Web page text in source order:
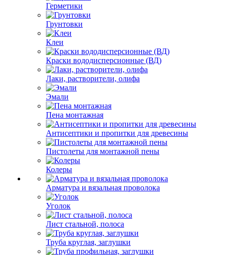
Герметики
Грунтовки
Клеи
Краски вододисперсионные (ВД)
Лаки, растворители, олифа
Эмали
Пена монтажная
Антисептики и пропитки для древесины
Пистолеты для монтажной пены
Колеры
Арматура и вязальная проволока
Уголок
Лист стальной, полоса
Труба круглая, заглушки